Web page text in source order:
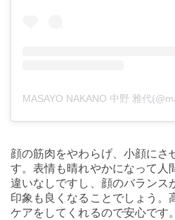
顔の筋肉をやわらげ、小顔にさ
す。表情も晴れやかになって人
違いなしですし、顔のバランス
印象も良くなることでしょう。
ケアをしてくれるので安心です